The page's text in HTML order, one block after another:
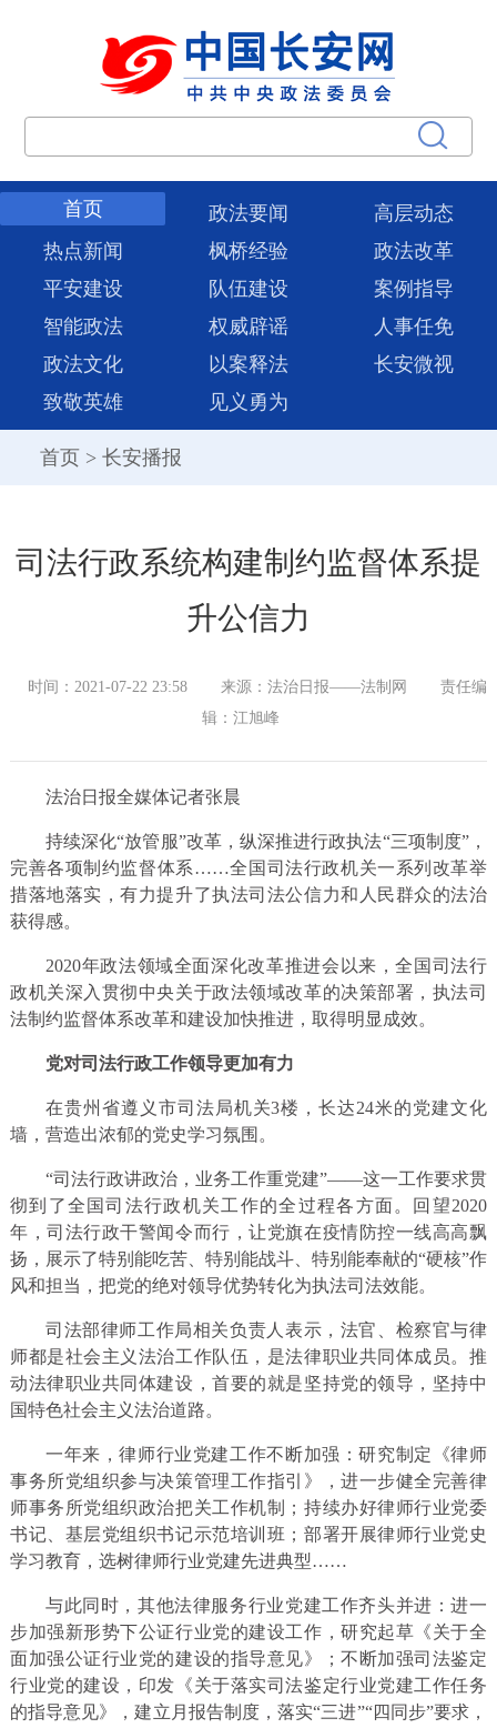
首页 政法要闻
高层动态
热点新闻
枫桥经验
政法改革
平安建设
队伍建设
案例指导
智能政法
权威辟谣
人事任免
政法文化
以案释法
长安微视
致敬英雄
见义勇为
首页 > 长安播报
司法行政系统构建制约监督体系提
升公信力
时间：2021-07-22 23:58 来源：法治日报——法制网
责任编
辑：江旭峰
法治日报全媒体记者张晨
持续深化“放管服”改革，纵深推进行政执法“三项制度”，
完善各项制约监督体系……全国司法行政机关一系列改革举
措落地落实，有力提升了执法司法公信力和人民群众的法治
获得感。
2020年政法领域全面深化改革推进会以来，全国司法行
政机关深入贯彻中央关于政法领域改革的决策部署，执法司
法制约监督体系改革和建设加快推进，取得明显成效。
党对司法行政工作领导更加有力
在贵州省遵义市司法局机关3楼，长达24米的党建文化
墙，营造出浓郁的党史学习氛围。
“司法行政讲政治，业务工作重党建”——这一工作要求贯
彻到了全国司法行政机关工作的全过程各方面。回望2020
年，司法行政干警闻令而行，让党旗在疫情防控一线高高飘
扬，展示了特别能吃苦、特别能战斗、特别能奉献的“硬核”作
风和担当，把党的绝对领导优势转化为执法司法效能。
司法部律师工作局相关负责人表示，法官、检察官与律
师都是社会主义法治工作队伍，是法律职业共同体成员。推
动法律职业共同体建设，首要的就是坚持党的领导，坚持中
国特色社会主义法治道路。
一年来，律师行业党建工作不断加强：研究制定《律师
事务所党组织参与决策管理工作指引》，进一步健全完善律
师事务所党组织政治把关工作机制；持续办好律师行业党委
书记、基层党组织书记示范培训班；部署开展律师行业党史
学习教育，选树律师行业党建先进典型……
与此同时，其他法律服务行业党建工作齐头并进：进一
步加强新形势下公证行业党的建设工作，研究起草《关于全
面加强公证行业党的建设的指导意见》；不断加强司法鉴定
行业党的建设，印发《关于落实司法鉴定行业党建工作任务
的指导意见》，建立月报告制度，落实“三进”“四同步”要求，